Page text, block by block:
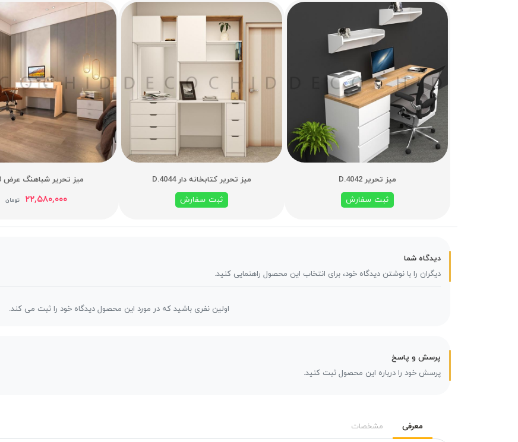
میز تحریر D.4042
ثبت سفارش
میز تحریر کتابخانه دار D.4044
ثبت سفارش
میز تحریر شباهنگ عرض 120
۲۲,۵۸۰,۰۰۰ تومان
دیدگاه شما
دیگران را با نوشتن دیدگاه خود، برای انتخاب این محصول راهنمایی کنید.
اولین نفری باشید که در مورد این محصول دیدگاه خود را ثبت می کند.
پرسش و پاسخ
پرسش خود را درباره این محصول ثبت کنید.
معرفی مشخصات